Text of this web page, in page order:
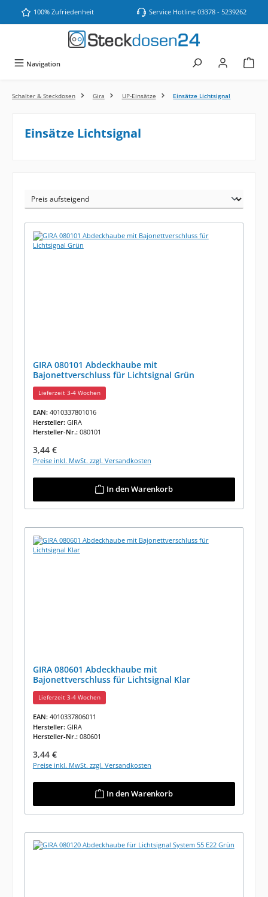
Zum Hauptinhalt springen
100% Zufriedenheit Service Hotline 03378 - 5239262
Navigation
Schalter & Steckdosen Gira UP-Einsätze Einsätze Lichtsignal
Einsätze Lichtsignal
GIRA 080101 Abdeckhaube mit
Bajonettverschluss für Lichtsignal Grün
Lieferzeit 3-4 Wochen
EAN: 4010337801016
Hersteller: GIRA
Hersteller-Nr.: 080101
Regulärer Preis:
3,44 €
Preise inkl. MwSt. zzgl. Versandkosten
In den Warenkorb
GIRA 080601 Abdeckhaube mit
Bajonettverschluss für Lichtsignal Klar
Lieferzeit 3-4 Wochen
EAN: 4010337806011
Hersteller: GIRA
Hersteller-Nr.: 080601
Regulärer Preis:
3,44 €
Preise inkl. MwSt. zzgl. Versandkosten
In den Warenkorb